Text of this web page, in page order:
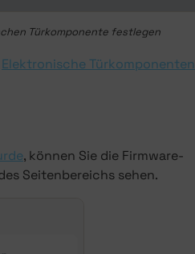
Türkomponente festlegen
Elektronische Türkomponenten
, können Sie die Firmware-
Seitenbereichs sehen.